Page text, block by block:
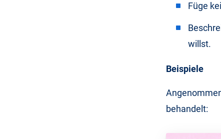
Füge
willst.
Beispiele
behandelt: